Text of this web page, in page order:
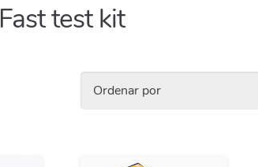
Fast test kit